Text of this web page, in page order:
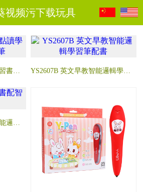
视频污下载玩具
YS2605C 英文語音點讀學習書配智能邏輯筆 YS2607B 英文早教智能邏輯學習筆配書
YS2805C 語音學習書配智能邏輯筆